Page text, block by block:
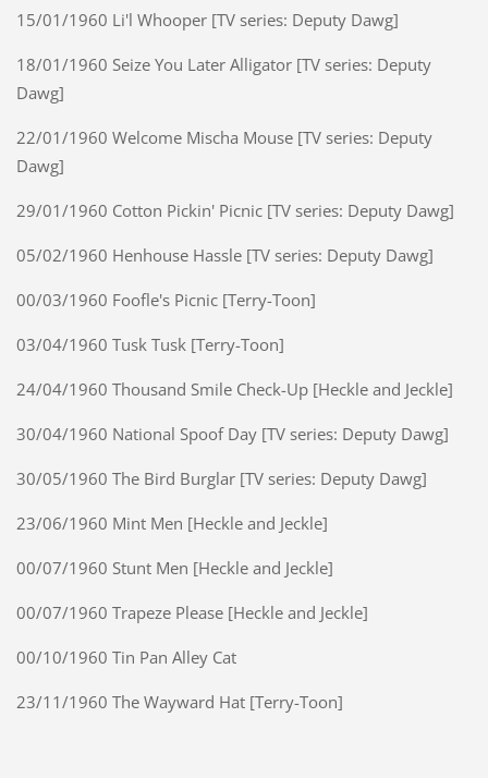
15/01/1960 Li'l Whooper [TV series: Deputy Dawg]
18/01/1960 Seize You Later Alligator [TV series: Deputy
Dawg]
22/01/1960 Welcome Mischa Mouse [TV series: Deputy
Dawg]
29/01/1960 Cotton Pickin' Picnic [TV series: Deputy Dawg]
05/02/1960 Henhouse Hassle [TV series: Deputy Dawg]
00/03/1960 Foofle's Picnic [Terry-Toon]
03/04/1960 Tusk Tusk [Terry-Toon]
24/04/1960 Thousand Smile Check-Up [Heckle and Jeckle]
30/04/1960 National Spoof Day [TV series: Deputy Dawg]
30/05/1960 The Bird Burglar [TV series: Deputy Dawg]
23/06/1960 Mint Men [Heckle and Jeckle]
00/07/1960 Stunt Men [Heckle and Jeckle]
00/07/1960 Trapeze Please [Heckle and Jeckle]
00/10/1960 Tin Pan Alley Cat
23/11/1960 The Wayward Hat [Terry-Toon]